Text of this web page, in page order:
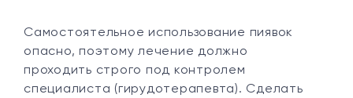
Самостоятельное использование пиявок
опасно, поэтому лечение должно
проходить строго под контролем
специалиста (гирудотерапевта). Сделать